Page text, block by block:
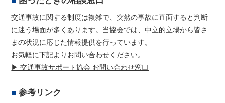
交通事故に関する制度は複雑で、突然の事故に直面すると判断
に迷う場面が多くあります。当協会では、中立的立場から皆さ
まの状況に応じた情報提供を行っています。
お気軽に下記よりお問い合わせください。
▶ 交通事故サポート協会 お問い合わせ窓口
参考リンク